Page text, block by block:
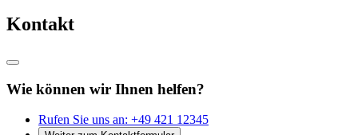
Kontakt
Wie können wir Ihnen helfen?
Rufen Sie uns an: +49 421 12345